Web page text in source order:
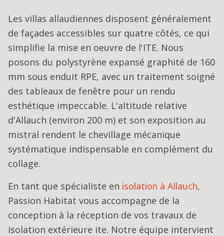
Les villas allaudiennes disposent généralement
de façades accessibles sur quatre côtés, ce qui
simplifie la mise en oeuvre de l'ITE. Nous
posons du polystyrène expansé graphité de 160
mm sous enduit RPE, avec un traitement soigné
des tableaux de fenêtre pour un rendu
esthétique impeccable. L'altitude relative
d'Allauch (environ 200 m) et son exposition au
mistral rendent le chevillage mécanique
systématique indispensable en complément du
collage.
En tant que spécialiste en isolation à Allauch,
Passion Habitat vous accompagne de la
conception à la réception de vos travaux de
isolation extérieure ite. Notre équipe intervient